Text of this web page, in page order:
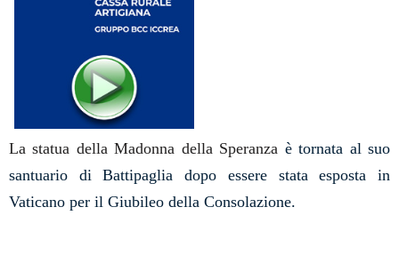
La statua della Madonna della Speranza è tornata al suo
santuario di Battipaglia
dopo essere stata esposta in
Vaticano per il Giubileo della Consolazione.